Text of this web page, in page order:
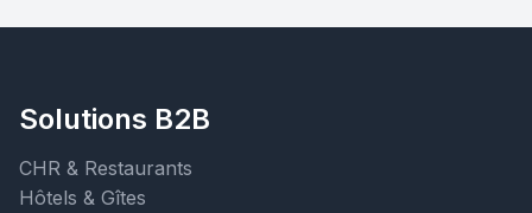
Solutions B2B
CHR & Restaurants
Hôtels & Gîtes